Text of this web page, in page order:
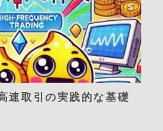
速取引の実践的な基礎